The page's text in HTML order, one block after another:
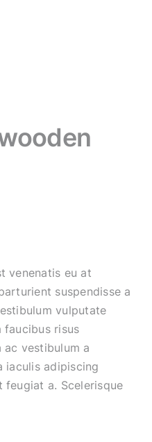
venenatis eu at
suspendisse a
vulputate
faucibus risus
ac vestibulum a
iaculis adipiscing
feugiat a. Scelerisque